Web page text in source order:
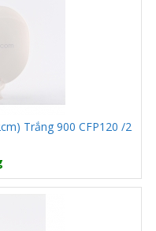
Trắng 900 CFP120 /2